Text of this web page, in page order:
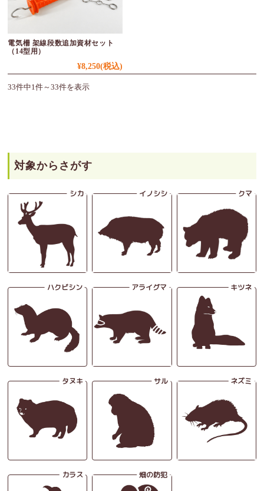
電気柵 架線段数追加資材セット
（14型用）
¥8,250(税込)
33件中1件～33件を表示
対象からさがす